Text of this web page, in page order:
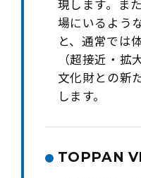
現します。ま
場にいるよう
と、通常では
（超接近・拡
文化財との新
します。
TOPPAN